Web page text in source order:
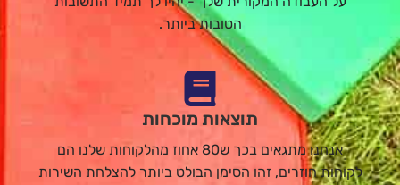
הטובות ביותר.
תוצאות מוכחות
אנחנו מתגאים בכך ש80 אחוז מהלקוחות שלנו הם
לקוחות חוזרים, זהו הסימן הבולט ביותר להצלחת השירות